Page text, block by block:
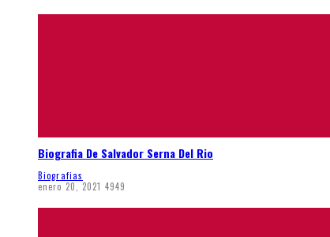
Biografia De Salvador Serna Del Rio
Biografias
enero 20, 2021 4949